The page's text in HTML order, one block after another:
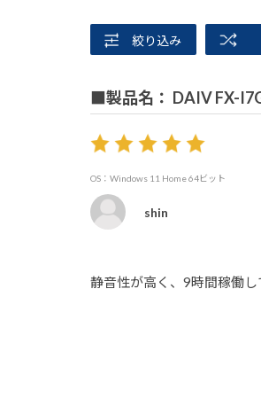
絞り込み
■製品名： DAIV FX-
OS：Windows 11 Home 64ビット
shin
静音性が高く、9時間稼働し